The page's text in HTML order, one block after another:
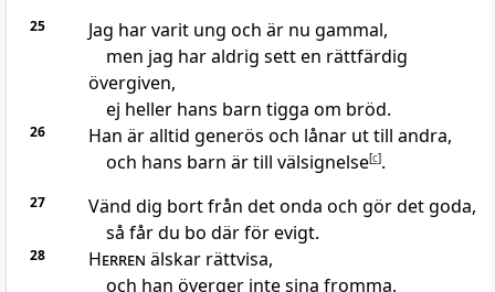
25
Jag har varit ung och är nu gammal,
men jag har aldrig sett en rättfärdig
övergiven,
ej heller hans barn tigga om bröd.
26
Han är alltid generös och lånar ut till andra,
och hans barn är till välsignelse[c].
27
Vänd dig bort från det onda och gör det goda,
så får du bo där för evigt.
28 Herren älskar rättvisa,
och han överger inte sina fromma.